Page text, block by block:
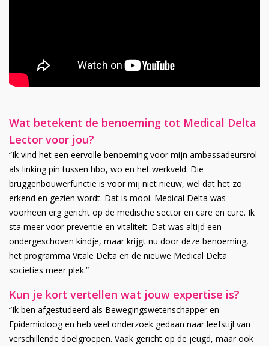
Wat betekent de benoeming tot Medical Delta
Lector voor jou?
“Ik vind het een eervolle benoeming voor mijn ambassadeursrol
als linking pin tussen hbo, wo en het werkveld. Die
bruggenbouwerfunctie is voor mij niet nieuw, wel dat het zo
erkend en gezien wordt. Dat is mooi. Medical Delta was
voorheen erg gericht op de medische sector en care en cure. Ik
sta meer voor preventie en vitaliteit. Dat was altijd een
ondergeschoven kindje, maar krijgt nu door deze benoeming,
het programma Vitale Delta en de nieuwe Medical Delta
societies meer plek.”
Kun je kort vertellen wat jouw expertise is?
“Ik ben afgestudeerd als Bewegingswetenschapper en
Epidemioloog en heb veel onderzoek gedaan naar leefstijl van
verschillende doelgroepen. Vaak gericht op de jeugd, maar ook